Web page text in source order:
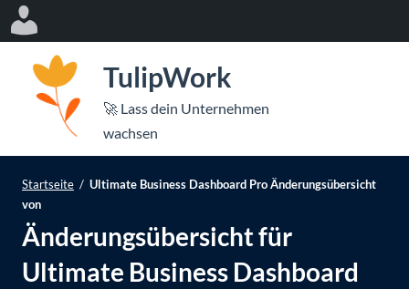
In
n
TulipWork
🚀 Lass dein Unternehmen
wachsen
Startseite / Ultimate Business Dashboard Pro Änderungsübersicht
von
Änderungsübersicht für
Ultimate Business Dashboard